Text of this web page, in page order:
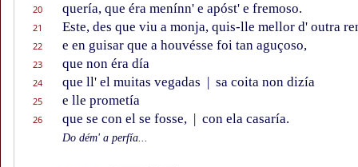
20 quería, que éra menínn' e apóst' e fremoso.
21 Este, des que viu a monja, quis-lle mellor d' outra
22 e en guisar que a houvésse foi tan aguçoso,
23 que non éra día
24 que ll' el muitas vegadas | sa coita non dizía
25 e lle prometía
26 que se con el se fosse, | con ela casaría.
Do dém' a perfía...